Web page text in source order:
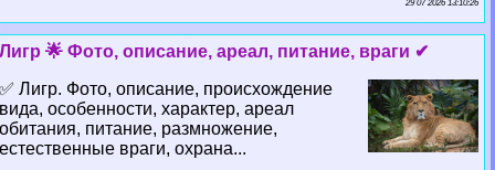
29 07 2026 13:10:26
Лигр 🌟 Фото, описание, ареал, питание, враги ✔
✅ Лигр. Фото, описание, происхождение
вида, особенности, хаpaктер, ареал
обитания, питание, размножение,
естественные враги, охрана...